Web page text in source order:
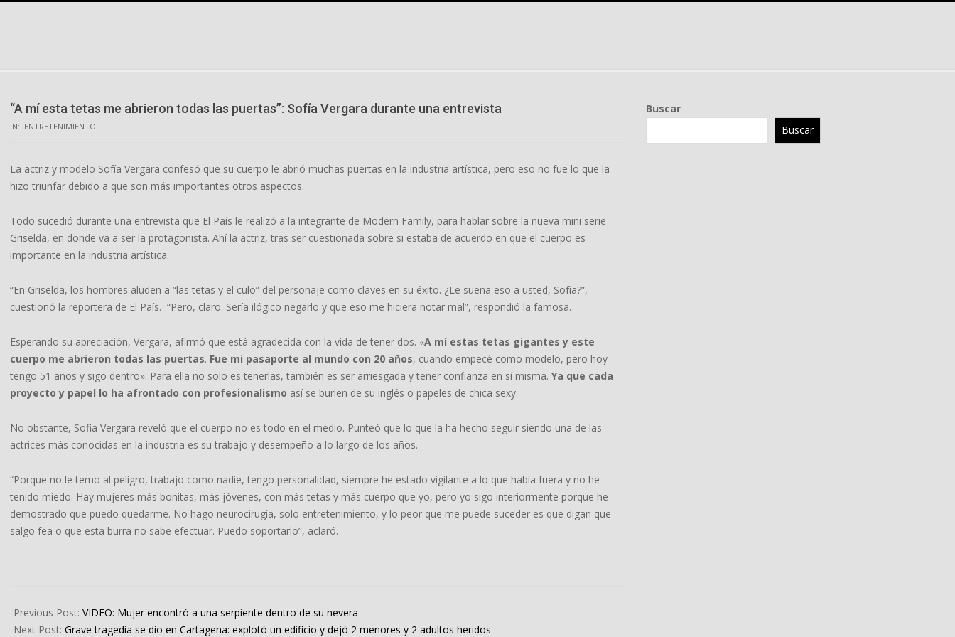
“A mí esta tetas me abrieron todas las puertas”: Sofía Vergara durante una entrevista
IN: ENTRETENIMIENTO
La actriz y modelo Sofía Vergara confesó que su cuerpo le abrió muchas puertas en la industria artística, pero eso no fue lo que la
hizo triunfar debido a que son más importantes otros aspectos.
Todo sucedió durante una entrevista que El País le realizó a la integrante de Modern Family, para hablar sobre la nueva mini serie
Griselda, en donde va a ser la protagonista. Ahí la actriz, tras ser cuestionada sobre si estaba de acuerdo en que el cuerpo es
importante en la industria artística.
“En Griselda, los hombres aluden a “las tetas y el culo” del personaje como claves en su éxito. ¿Le suena eso a usted, Sofía?”,
cuestionó la reportera de El País. “Pero, claro. Sería ilógico negarlo y que eso me hiciera notar mal”, respondió la famosa.
Esperando su apreciación, Vergara, afirmó que está agradecida con la vida de tener dos. «A mí estas tetas gigantes y este
cuerpo me abrieron todas las puertas. Fue mi pasaporte al mundo con 20 años, cuando empecé como modelo, pero hoy
tengo 51 años y sigo dentro». Para ella no solo es tenerlas, también es ser arriesgada y tener confianza en sí misma. Ya que cada
proyecto y papel lo ha afrontado con profesionalismo así se burlen de su inglés o papeles de chica sexy.
No obstante, Sofia Vergara reveló que el cuerpo no es todo en el medio. Punteó que lo que la ha hecho seguir siendo una de las
actrices más conocidas en la industria es su trabajo y desempeño a lo largo de los años.
“Porque no le temo al peligro, trabajo como nadie, tengo personalidad, siempre he estado vigilante a lo que había fuera y no he
tenido miedo. Hay mujeres más bonitas, más jóvenes, con más tetas y más cuerpo que yo, pero yo sigo interiormente porque he
demostrado que puedo quedarme. No hago neurocirugía, solo entretenimiento, y lo peor que me puede suceder es que digan que
salgo fea o que esta burra no sabe efectuar. Puedo soportarlo”, aclaró.
01-
15
Previous Post: VIDEO: Mujer encontró a una serpiente dentro de su nevera
Next Post: Grave tragedia se dio en Cartagena: explotó un edificio y dejó 2 menores y 2 adultos heridos
Buscar
Buscar